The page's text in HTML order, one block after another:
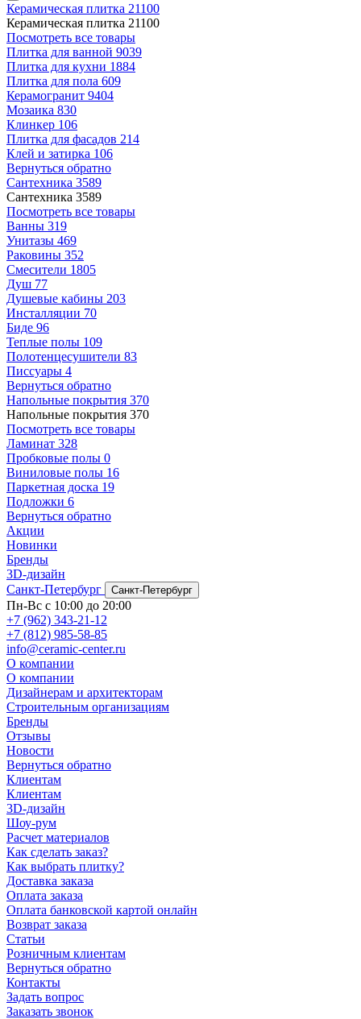
Керамическая плитка 21100
Керамическая плитка 21100
Посмотреть все товары
Плитка для ванной 9039
Плитка для кухни 1884
Плитка для пола 609
Керамогранит 9404
Мозаика 830
Клинкер 106
Плитка для фасадов 214
Клей и затирка 106
Вернуться обратно
Сантехника 3589
Сантехника 3589
Посмотреть все товары
Ванны 319
Унитазы 469
Раковины 352
Смесители 1805
Душ 77
Душевые кабины 203
Инсталляции 70
Биде 96
Теплые полы 109
Полотенцесушители 83
Писсуары 4
Вернуться обратно
Напольные покрытия 370
Напольные покрытия 370
Посмотреть все товары
Ламинат 328
Пробковые полы 0
Виниловые полы 16
Паркетная доска 19
Подложки 6
Вернуться обратно
Акции
Новинки
Бренды
3D-дизайн
Санкт-Петербург
Санкт-Петербург
Пн-Вс с 10:00 до 20:00
+7 (962) 343-21-12
+7 (812) 985-58-85
info@ceramic-center.ru
О компании
О компании
Дизайнерам и архитекторам
Строительным организациям
Бренды
Отзывы
Новости
Вернуться обратно
Клиентам
Клиентам
3D-дизайн
Шоу-рум
Расчет материалов
Как сделать заказ?
Как выбрать плитку?
Доставка заказа
Оплата заказа
Оплата банковской картой онлайн
Возврат заказа
Статьи
Розничным клиентам
Вернуться обратно
Контакты
Задать вопрос
Заказать звонок